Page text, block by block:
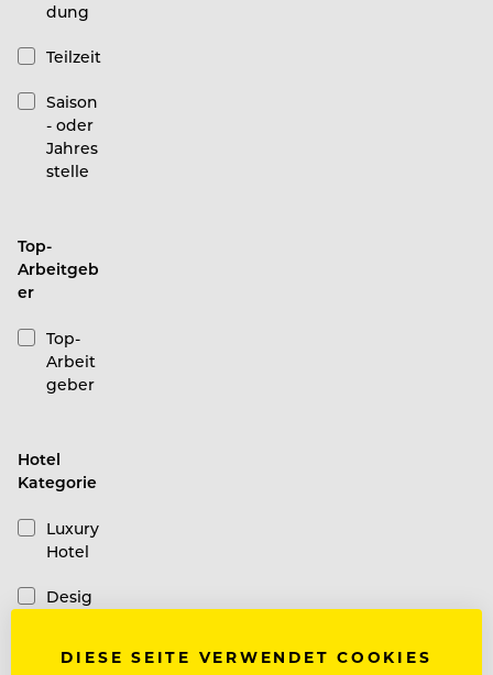
dung
Teilzeit
Saison
- oder
Jahres
stelle
Top-
Arbeitgeb
er
Top-
Arbeit
geber
Hotel
Kategorie
Luxury
Hotel
Desig
DIESE SEITE VERWENDET COOKIES